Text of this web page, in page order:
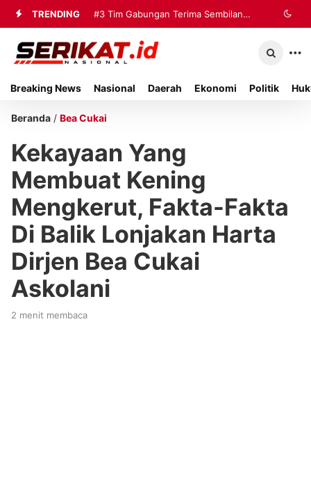
TRENDING #3 Tim Gabungan Terima Sembilan
Korban Evakuasi KM Mutiara Sentosa
Breaking News Nasional Daerah Ekonomi Politik
Beranda / Bea Cukai
Kekayaan Yang
Membuat Kening
Mengkerut, Fakta-Fakta
Di Balik Lonjakan Harta
Dirjen Bea Cukai
Askolani
2 menit membaca